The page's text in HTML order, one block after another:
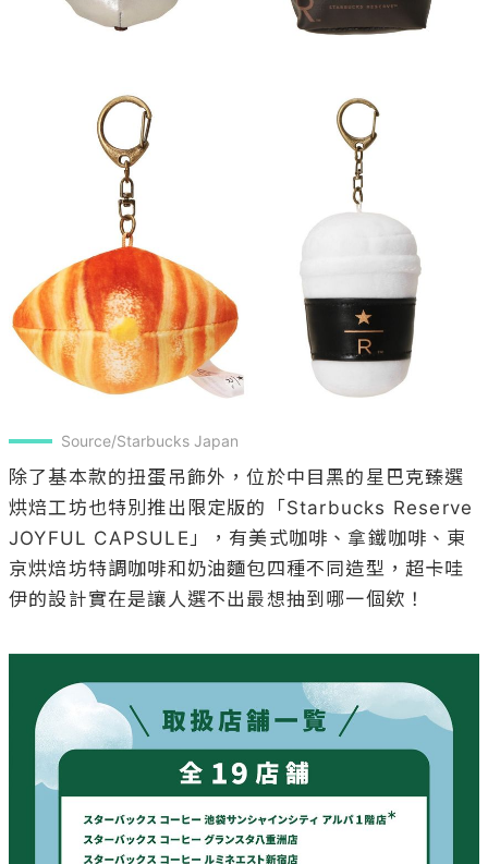
Source/Starbucks Japan
除了基本款的扭蛋吊飾外，位於中目黑的星巴克臻選
烘焙工坊也特別推出限定版的「Starbucks Reserve
JOYFUL CAPSULE」，有美式咖啡、拿鐵咖啡、東
京烘焙坊特調咖啡和奶油麵包四種不同造型，超卡哇
伊的設計實在是讓人選不出最想抽到哪一個欸！